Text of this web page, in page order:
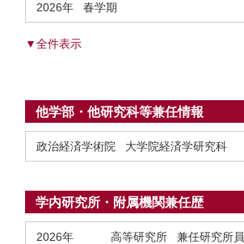
2026年 春学期
▼全件表示
他学部・他研究科等兼任情報
政治経済学術院 大学院経済学研究科
学内研究所・附属機関兼任歴
2026年 高等研究所 兼任研究所員